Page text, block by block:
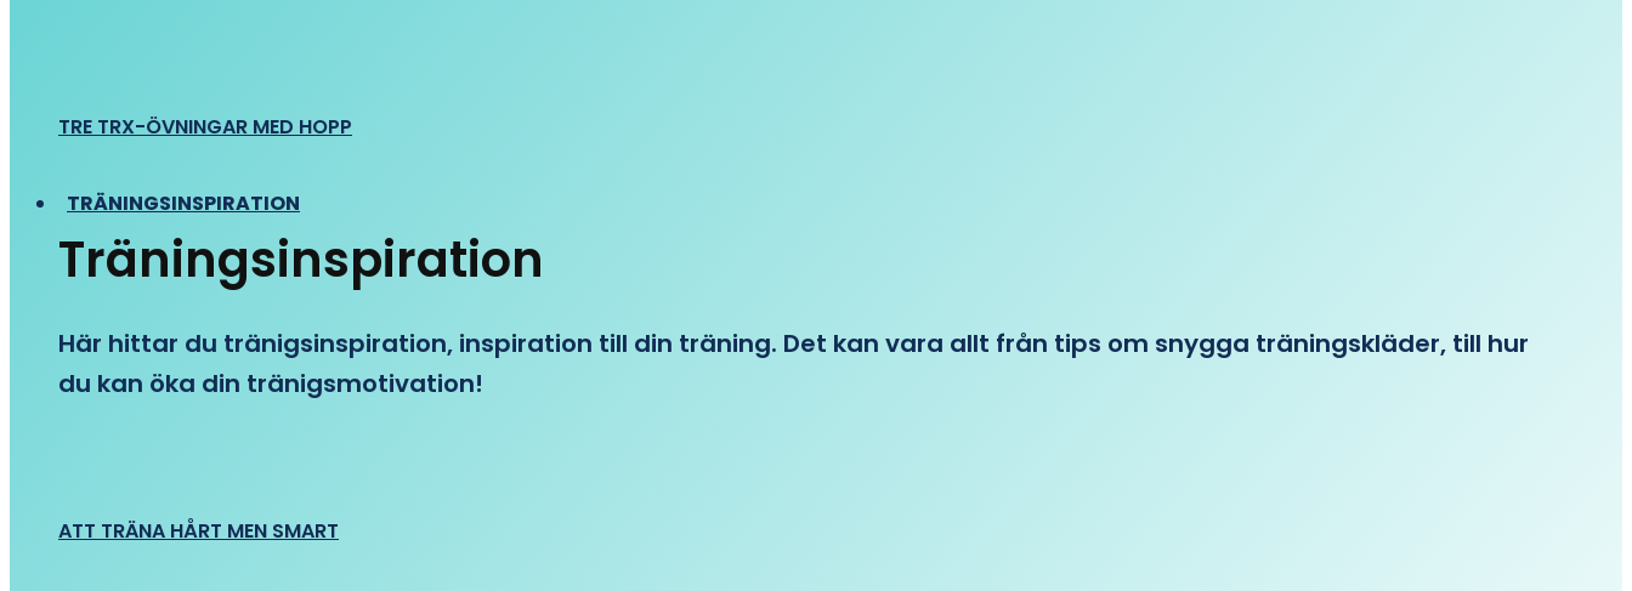
TRE TRX-ÖVNINGAR MED HOPP
TRÄNINGSINSPIRATION
Träningsinspiration
Här hittar du tränigsinspiration, inspiration till din träning. Det kan vara allt från tips om snygga träningskläder, till hur
du kan öka din tränigsmotivation!
ATT TRÄNA HÅRT MEN SMART